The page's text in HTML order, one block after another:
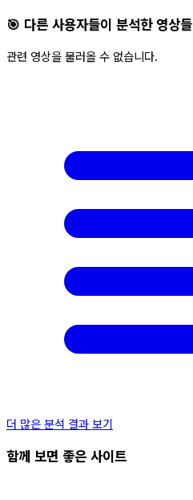
🎯 다른 사용자들이 분석한 영상들
관련 영상을 불러올 수 없습니다.
더 많은 분석 결과 보기
함께 보면 좋은 사이트